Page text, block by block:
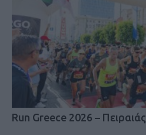
Run Greece 2026 – Πειραιάς